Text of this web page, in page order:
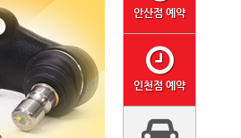
안산점 예약
인천점 예약